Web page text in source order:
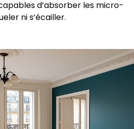
d’absorber les micro-
ni s’écailler.